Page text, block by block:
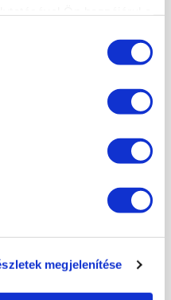
megjelenítése